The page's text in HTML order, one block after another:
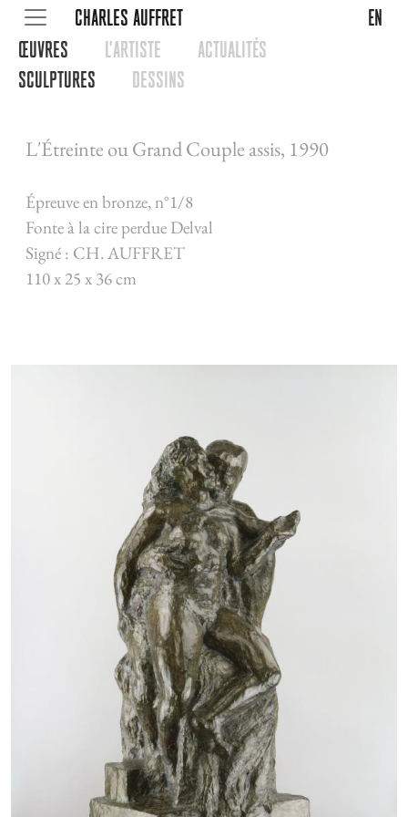
CHARLES AUFFRET
en
œUVRES
L'ARTISTE
ACTUALITéS
SCULPTURES
DESSINS
L'Étreinte ou Grand Couple assis, 1990
Épreuve en bronze, n°1/8
Fonte à la cire perdue Delval
Signé : CH. AUFFRET
110 x 25 x 36 cm